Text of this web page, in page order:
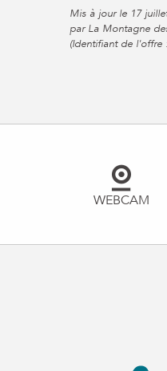
Mis à jour le 17
par La Montagne
(Identifiant de l'offre :
WEBCAM